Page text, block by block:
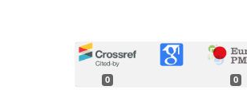
0 0